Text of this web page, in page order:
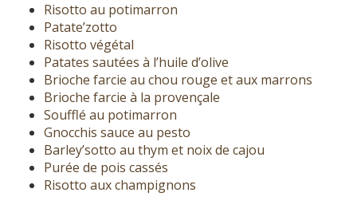
Risotto au potimarron
Patate’zotto
Risotto végétal
Patates sautées à l’huile d’olive
Brioche farcie au chou rouge et aux marrons
Brioche farcie à la provençale
Soufflé au potimarron
Gnocchis sauce au pesto
Barley’sotto au thym et noix de cajou
Purée de pois cassés
Risotto aux champignons